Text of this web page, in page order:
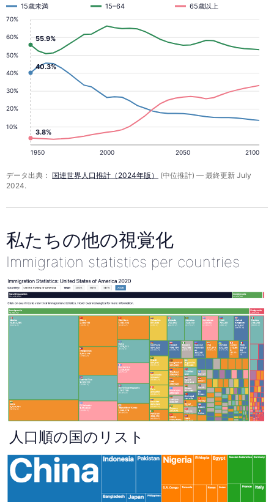
10%
20%
30%
40%
50%
60%
70%
1950 2000 2050 2100
15歳未満 15–64 65歳以上
40.3%
3.8%
55.9%
データ出典： 国連世界人口推計（2024年版）
(中位推計) — 最終更新 July
2024.
私たちの他の視覚化
Immigration statistics per countries
人口順の国のリスト